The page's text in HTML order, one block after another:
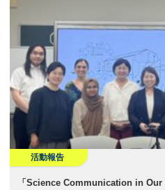
活動報告
「 Science Communication in